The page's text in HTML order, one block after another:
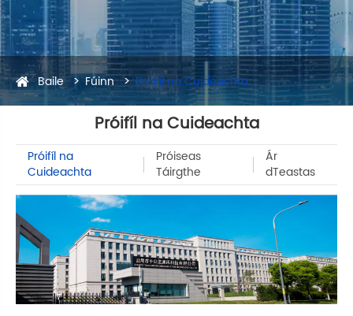
Baile Fúinn Próifíl na Cuideachta
Próifíl na Cuideachta
Próifíl na
Cuideachta
Próiseas
Táirgthe
Ár
dTeastas